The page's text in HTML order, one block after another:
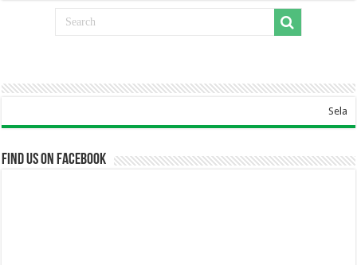
Selamat Datang
Find us on Facebook